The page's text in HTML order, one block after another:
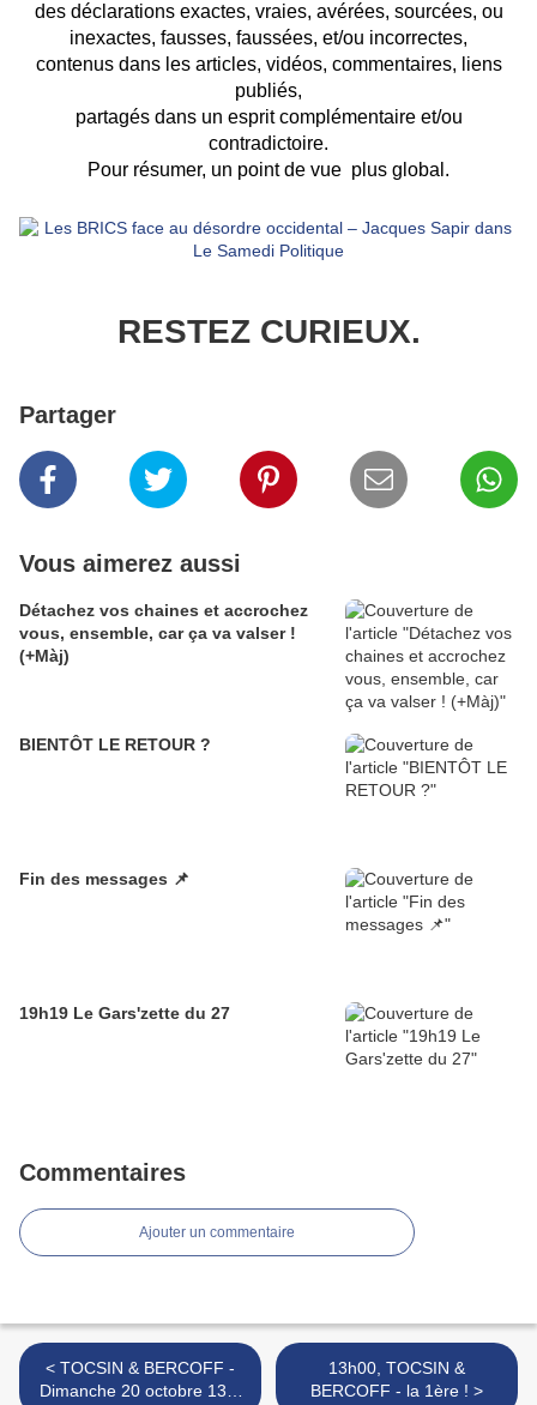
des déclarations exactes, vraies, avérées, sourcées, ou
inexactes, fausses, faussées, et/ou incorrectes,
contenus dans les articles, vidéos, commentaires, liens
publiés,
partagés dans un esprit complémentaire et/ou
contradictoire.
Pour résumer, un point de vue plus global.
RESTEZ CURIEUX.
Partager
Vous aimerez aussi
Détachez vos chaines et accrochez
vous, ensemble, car ça va valser !
(+Màj)
BIENTÔT LE RETOUR ?
Fin des messages 📌
19h19 Le Gars'zette du 27
Commentaires
Ajouter un commentaire
< TOCSIN & BERCOFF -
Dimanche 20 octobre 13h,
13h00, TOCSIN &
BERCOFF - la 1ère ! >